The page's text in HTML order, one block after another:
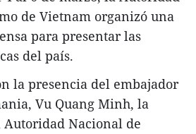
de Vietnam organizó una
para presentar las
del país.
la presencia del embajador
Vu Quang Minh, la
Nacional de